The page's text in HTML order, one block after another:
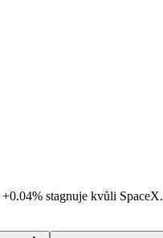
+0.04% stagnuje kvůli SpaceX.